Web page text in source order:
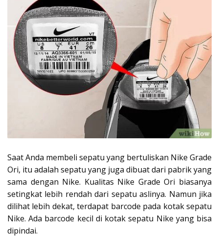
Saat Anda membeli sepatu yang bertuliskan Nike Grade
Ori, itu adalah sepatu yang juga dibuat dari pabrik yang
sama dengan Nike. Kualitas Nike Grade Ori biasanya
setingkat lebih rendah dari sepatu aslinya.​​​​​​​ Namun jika
dilihat lebih dekat, terdapat barcode pada kotak sepatu
Nike. Ada barcode kecil di kotak sepatu Nike yang bisa
dipindai.